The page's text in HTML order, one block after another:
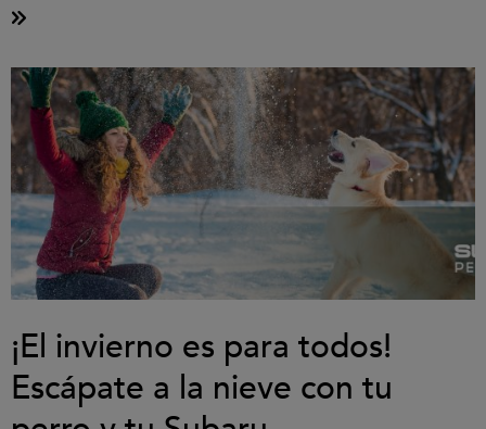
¡El invierno es para todos!
Escápate a la nieve con tu